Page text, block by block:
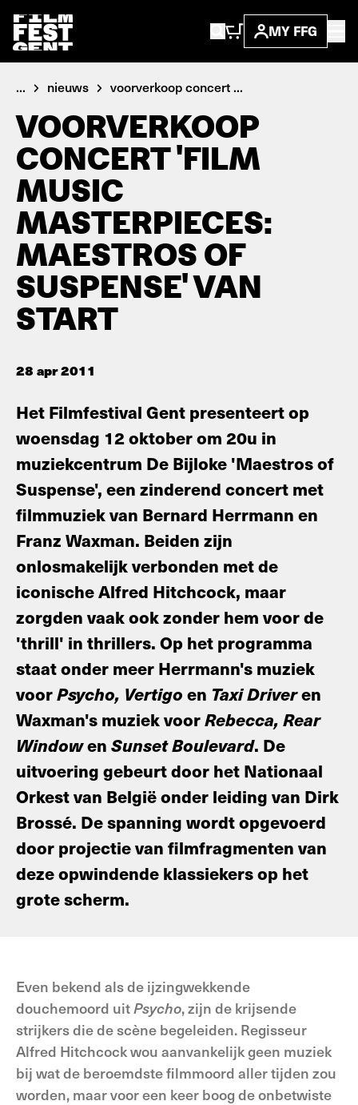
MY FFG
... nieuws voorverkoop concert ...
VOORVERKOOP
CONCERT 'FILM
MUSIC
MASTERPIECES:
MAESTROS OF
SUSPENSE' VAN
START
28 apr 2011
Het Filmfestival Gent presenteert op
woensdag 12 oktober om 20u in
muziekcentrum De Bijloke 'Maestros of
Suspense', een zinderend concert met
filmmuziek van Bernard Herrmann en
Franz Waxman. Beiden zijn
onlosmakelijk verbonden met de
iconische Alfred Hitchcock, maar
zorgden vaak ook zonder hem voor de
'thrill' in thrillers. Op het programma
staat onder meer Herrmann's muziek
voorPsycho, Vertigo en Taxi Driveren
Waxman's muziek voorRebecca, Rear
Windowen Sunset Boulevard. De
uitvoering gebeurt door het Nationaal
Orkest van België onder leiding van Dirk
Brossé. De spanning wordt opgevoerd
door projectie van filmfragmenten van
deze opwindende klassiekers op het
grote scherm.
Even bekend als de ijzingwekkende
douchemoord uitPsycho, zijn de krijsende
strijkers die de scène begeleiden. Regisseur
Alfred Hitchcock wou aanvankelijk geen muziek
bij wat de beroemdste filmmoord aller tijden zou
worden, maar voor een keer boog de onbetwiste